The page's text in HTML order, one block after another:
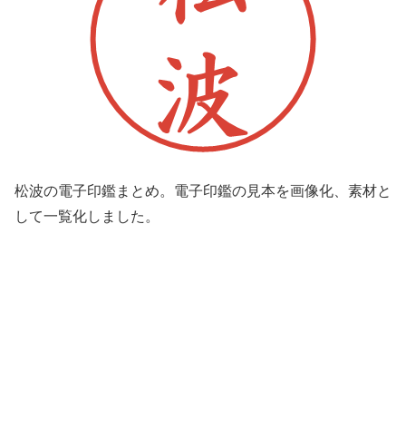
松波の電子印鑑まとめ。電子印鑑の見本を画像化、素材と
して一覧化しました。